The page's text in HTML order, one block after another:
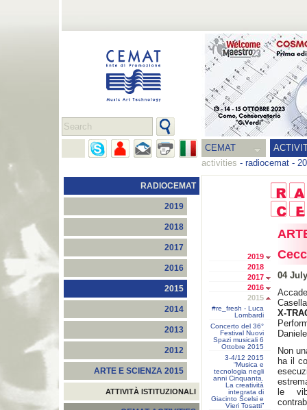
CEMAT
activities - radiocemat -
RADIOCEMAT
2019
2018
2017
2016
2015
2014
2013
2012
ARTE E SCIENZA 2015
ATTIVITÀ ISTITUZIONALI
2019
2018
2017
2016
2015
#re_fresh - Luca
Lombardi
Concerto del 36°
Festival Nuovi
Spazi musicali 6
Ottobre 2015
3-4/12 2015
“Musica e
tecnologia negli
anni Cinquanta.
La creatività
integrata di
Giacinto Scelsi e
Vieri Tosatti”
04
Casella
X-
Non
ha il
le